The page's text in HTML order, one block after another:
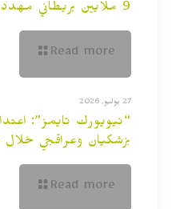
9 ملايين بريطاني مهددون بسحب الجنسية..
Read more
27 يوليو, 2026
“نيويورك تايمز”:
بزشكيان وعراقجي خلال
Read more